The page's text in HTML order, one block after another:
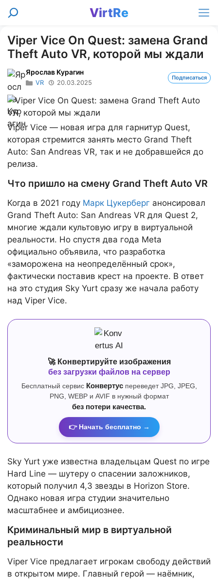
Перейти
VirtRe
Поиск
Viper Vice On Quest: замена Grand
Theft Auto VR, которой мы ждали
Ярослав Курагин
VR 20.03.2025
Подписаться
Viper Vice — новая игра для гарнитур Quest,
которая стремится занять место Grand Theft
Auto: San Andreas VR, так и не добравшейся до
релиза.
Что пришло на смену Grand Theft Auto VR
Когда в 2021 году Марк Цукерберг анонсировал
Grand Theft Auto: San Andreas VR для Quest 2,
многие ждали культовую игру в виртуальной
реальности. Но спустя два года Meta
официально объявила, что разработка
«заморожена на неопределённый срок»,
фактически поставив крест на проекте. В ответ
на это студия Sky Yurt сразу же начала работу
над Viper Vice.
🚀 Конвертируйте изображения
без загрузки файлов на сервер
Бесплатный сервис Конвертуспереведет JPG, JPEG,
PNG, WEBP и AVIF в нужный формат
без потери качества.
👉 Начать бесплатно →
Sky Yurt уже известна владельцам Quest по игре
Hard Line — шутеру о спасении заложников,
который получил 4,3 звезды в Horizon Store.
Однако новая игра студии значительно
масштабнее и амбициознее.
Криминальный мир в виртуальной
реальности
Viper Vice предлагает игрокам свободу действий
в открытом мире. Главный герой — наёмник,